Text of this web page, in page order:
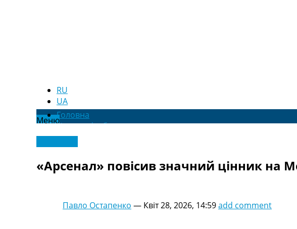
RU
UA
МенюГоловна
Новини футболу
Відео
Новини футболу України
Футбольні трансфери
Останні коментарі
Рейтінги
«Арсенал» повісив значний цінник на
Павло Остапенко — Квіт 28, 2026, 14:59add comment